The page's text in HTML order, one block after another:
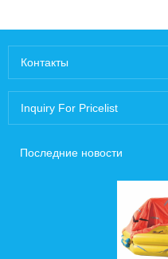
Контакты
Inquiry For Pricelist
Последние новости